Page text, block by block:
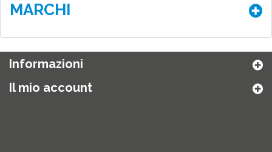
MARCHI
Informazioni
Il mio account